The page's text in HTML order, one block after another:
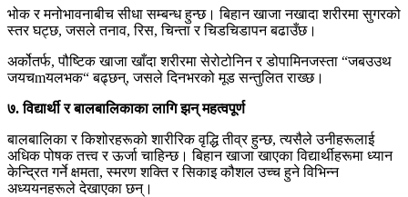
भोक र मनोभावनाबीच सीधा सम्बन्ध हुन्छ। बिहान खाजा नखादा शरीरमा सुगरको
स्तर घट्छ, जसले तनाव, रिस, चिन्ता र चिडचिडापन बढाउँछ।
अर्कोतर्फ, पौष्टिक खाजा खाँदा शरीरमा सेरोटोनिन र डोपामिनजस्ता “जबउउथ
जयचmयलभक“ बढ्छन्, जसले दिनभरको मूड सन्तुलित राख्छ।
७. विद्यार्थी र बालबालिकाका लागि झन् महत्वपूर्ण
बालबालिका र किशोरहरूको शारीरिक वृद्धि तीव्र हुन्छ, त्यसैले उनीहरूलाई
अधिक पोषक तत्त्व र ऊर्जा चाहिन्छ। बिहान खाजा खाएका विद्यार्थीहरूमा ध्यान
केन्द्रित गर्ने क्षमता, स्मरण शक्ति र सिकाइ कौशल उच्च हुने विभिन्न
अध्ययनहरूले देखाएका छन्।